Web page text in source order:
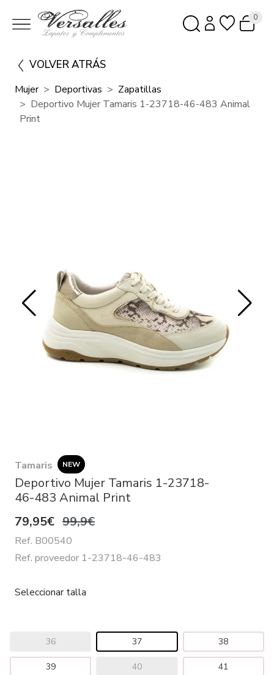
0
VOLVER ATRÁS
Mujer Deportivas
Zapatillas
Deportivo Mujer Tamaris 1-23718-46-483 Animal
Print
Tamaris NEW
Deportivo Mujer Tamaris 1-23718-
46-483 Animal Print
79,95€ 99,9€
Ref. B00540
Ref. proveedor 1-23718-46-483
Seleccionar talla
36 37 38
39 40 41